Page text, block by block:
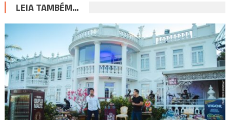
LEIA TAMBÉM...